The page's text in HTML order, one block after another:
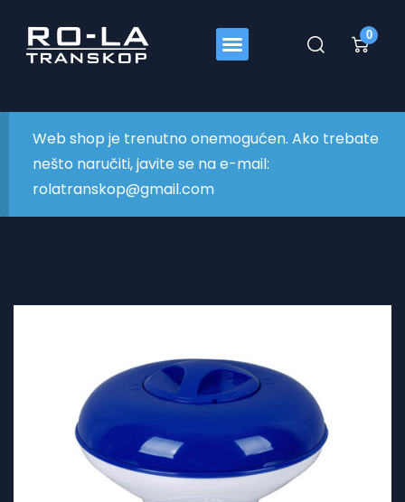
0
Web shop je trenutno onemogućen. Ako trebate
nešto naručiti, javite se na e-mail:
rolatranskop@gmail.com